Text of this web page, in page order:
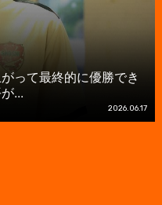
って最終的に優勝でき
...
2026.06.17